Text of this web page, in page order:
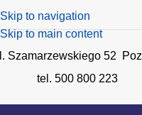
Skip to navigation
Skip to main content
Szamarzewskiego 52
tel. 500 800 223